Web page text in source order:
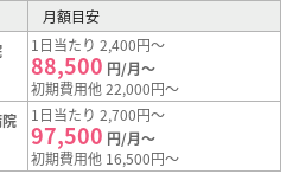
月額目安
1日当たり 2,400円～
88,500 円/月～
初期費用他 22,000円～
1日当たり 2,700円～
97,500 円/月～
初期費用他 16,500円～